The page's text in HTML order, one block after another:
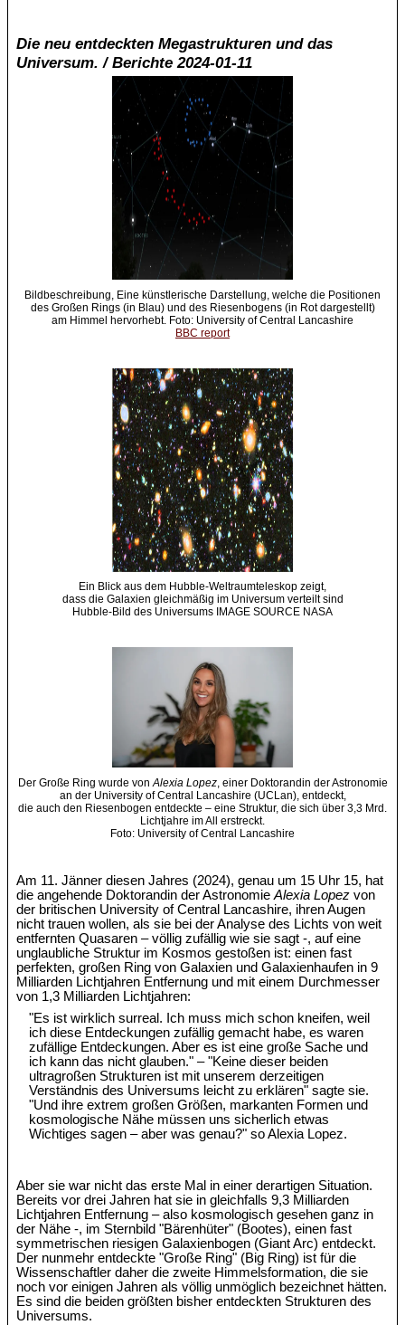
Die neu entdeckten Megastrukturen und das
Universum. / Berichte 2024-01-11
Bildbeschreibung, Eine künstlerische Darstellung, welche die Positionen
des Großen Rings (in Blau) und des Riesenbogens (in Rot dargestellt)
am Himmel hervorhebt. Foto: University of Central Lancashire
BBC report
Ein Blick aus dem Hubble-Weltraumteleskop zeigt,
dass die Galaxien gleichmäßig im Universum verteilt sind
Hubble-Bild des Universums IMAGE SOURCE NASA
Der Große Ring wurde von Alexia Lopez, einer Doktorandin der Astronomie
an der University of Central Lancashire (UCLan), entdeckt,
die auch den Riesenbogen entdeckte – eine Struktur, die sich über 3,3 Mrd.
Lichtjahre im All erstreckt.
Foto: University of Central Lancashire
Am 11. Jänner diesen Jahres (2024), genau um 15 Uhr 15, hat
die angehende Doktorandin der AstronomieAlexia Lopez von
der britischen University of Central Lancashire, ihren Augen
nicht trauen wollen, als sie bei der Analyse des Lichts von weit
entfernten Quasaren – völlig zufällig wie sie sagt -, auf eine
unglaubliche Struktur im Kosmos gestoßen ist: einen fast
perfekten, großen Ring von Galaxien und Galaxienhaufen in 9
Milliarden Lichtjahren Entfernung und mit einem Durchmesser
von 1,3 Milliarden Lichtjahren:
"Es ist wirklich surreal. Ich muss mich schon kneifen, weil
ich diese Entdeckungen zufällig gemacht habe, es waren
zufällige Entdeckungen. Aber es ist eine große Sache und
ich kann das nicht glauben." – "Keine dieser beiden
ultragroßen Strukturen ist mit unserem derzeitigen
Verständnis des Universums leicht zu erklären" sagte sie.
"Und ihre extrem großen Größen, markanten Formen und
kosmologische Nähe müssen uns sicherlich etwas
Wichtiges sagen – aber was genau?" so Alexia Lopez.
Aber sie war nicht das erste Mal in einer derartigen Situation.
Bereits vor drei Jahren hat sie in gleichfalls 9,3 Milliarden
Lichtjahren Entfernung – also kosmologisch gesehen ganz in
der Nähe -, im Sternbild "Bärenhüter" (Bootes), einen fast
symmetrischen riesigen Galaxienbogen (Giant Arc) entdeckt.
Der nunmehr entdeckte "Große Ring" (Big Ring) ist für die
Wissenschaftler daher die zweite Himmelsformation, die sie
noch vor einigen Jahren als völlig unmöglich bezeichnet hätten.
Es sind die beiden größten bisher entdeckten Strukturen des
Universums.